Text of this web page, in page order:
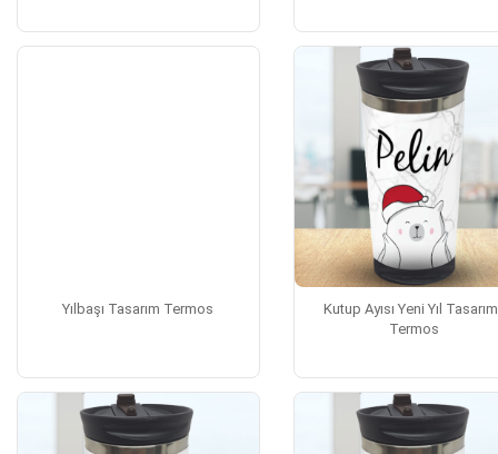
Yılbaşı Tasarım Termos
Kutup Ayısı Yeni Yıl
Termos